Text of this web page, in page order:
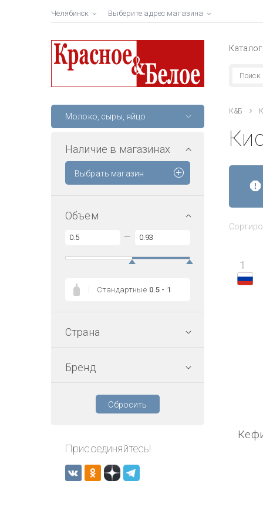
Челябинск Выберите адрес магазина
Каталог
Молоко, сыры, яйцо
Наличие в магазинах
Выбрать магазин
Объем
—
Стандартные 0.5 - 1
Страна
Бренд
Сбросить
Присоединяйтесь!
К&Б
1